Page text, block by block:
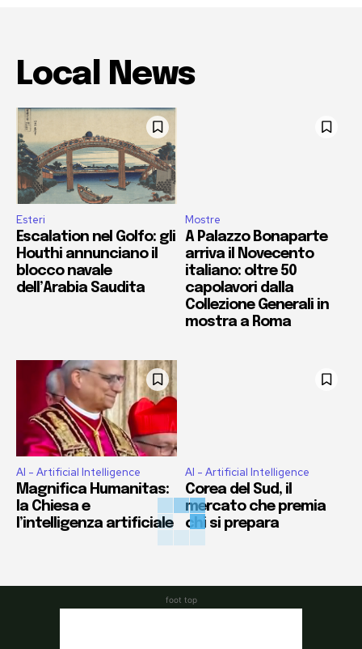
Local News
Esteri
Escalation nel Golfo: gli
Houthi annunciano il
blocco navale
dell’Arabia Saudita
Mostre
A Palazzo Bonaparte
arriva il Novecento
italiano: oltre 50
capolavori dalla
Collezione Generali in
mostra a Roma
AI - Artificial Intelligence
Magnifica Humanitas:
la Chiesa e
l’intelligenza artificiale
AI - Artificial Intelligence
Corea del Sud, il
mercato che premia
chi si prepara
foot top